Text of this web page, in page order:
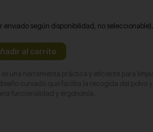
enviado según disponibilidad, no seleccionable).
al carrito